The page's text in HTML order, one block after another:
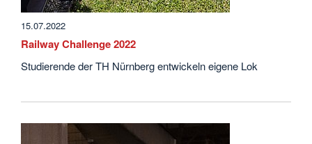
15.07.2022
Railway Challenge 2022
Studierende der TH Nürnberg entwickeln eigene Lok